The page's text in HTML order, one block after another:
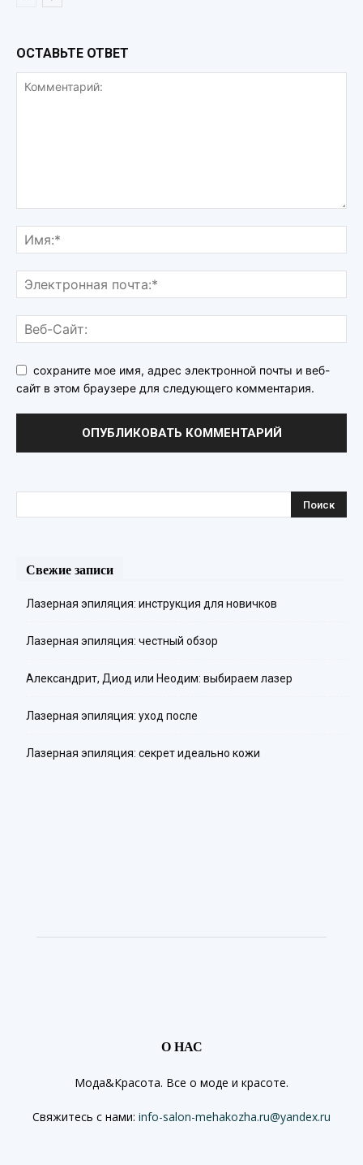
ОСТАВЬТЕ ОТВЕТ
сохраните мое имя, адрес электронной почты и веб-
сайт в этом браузере для следующего комментария.
Свежие записи
Лазерная эпиляция: инструкция для новичков
Лазерная эпиляция: честный обзор
Александрит, Диод или Неодим: выбираем лазер
Лазерная эпиляция: уход после
Лазерная эпиляция: секрет идеально кожи
О НАС
Мода&Красота. Все о моде и красоте.
Свяжитесь с нами: info-salon-mehakozha.ru@yandex.ru